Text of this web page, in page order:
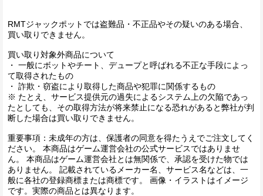
RMTジャックポットでは盗難品・不正品やその疑いのある場合、
買い取りできません。
買い取り対象外商品について
・ 一般にボットやチート、デュープと呼ばれる不正な手段によっ
て取得されたもの
・ 詐欺・窃盗により取得した商品や犯罪に関係するもの
※ たとえ、サービス提供元の過失によるシステム上の欠陥であっ
たとしても、その取得方法が将来禁止になる恐れがあると弊社が判
断した場合は買い取りできません。
重要事項：未成年の方は、保護者の同意を得たうえでご注文してく
ださい。 本商品はゲーム運営会社の公式サービスではありませ
ん。 本商品はゲーム運営会社とは無関係で、承認を受けた物では
ありません。 記載されているメーカー名、サービス名などは、一
般に各社の登録商標または商標です。 画像・イラストはイメージ
です。実際の商品とは異なります。